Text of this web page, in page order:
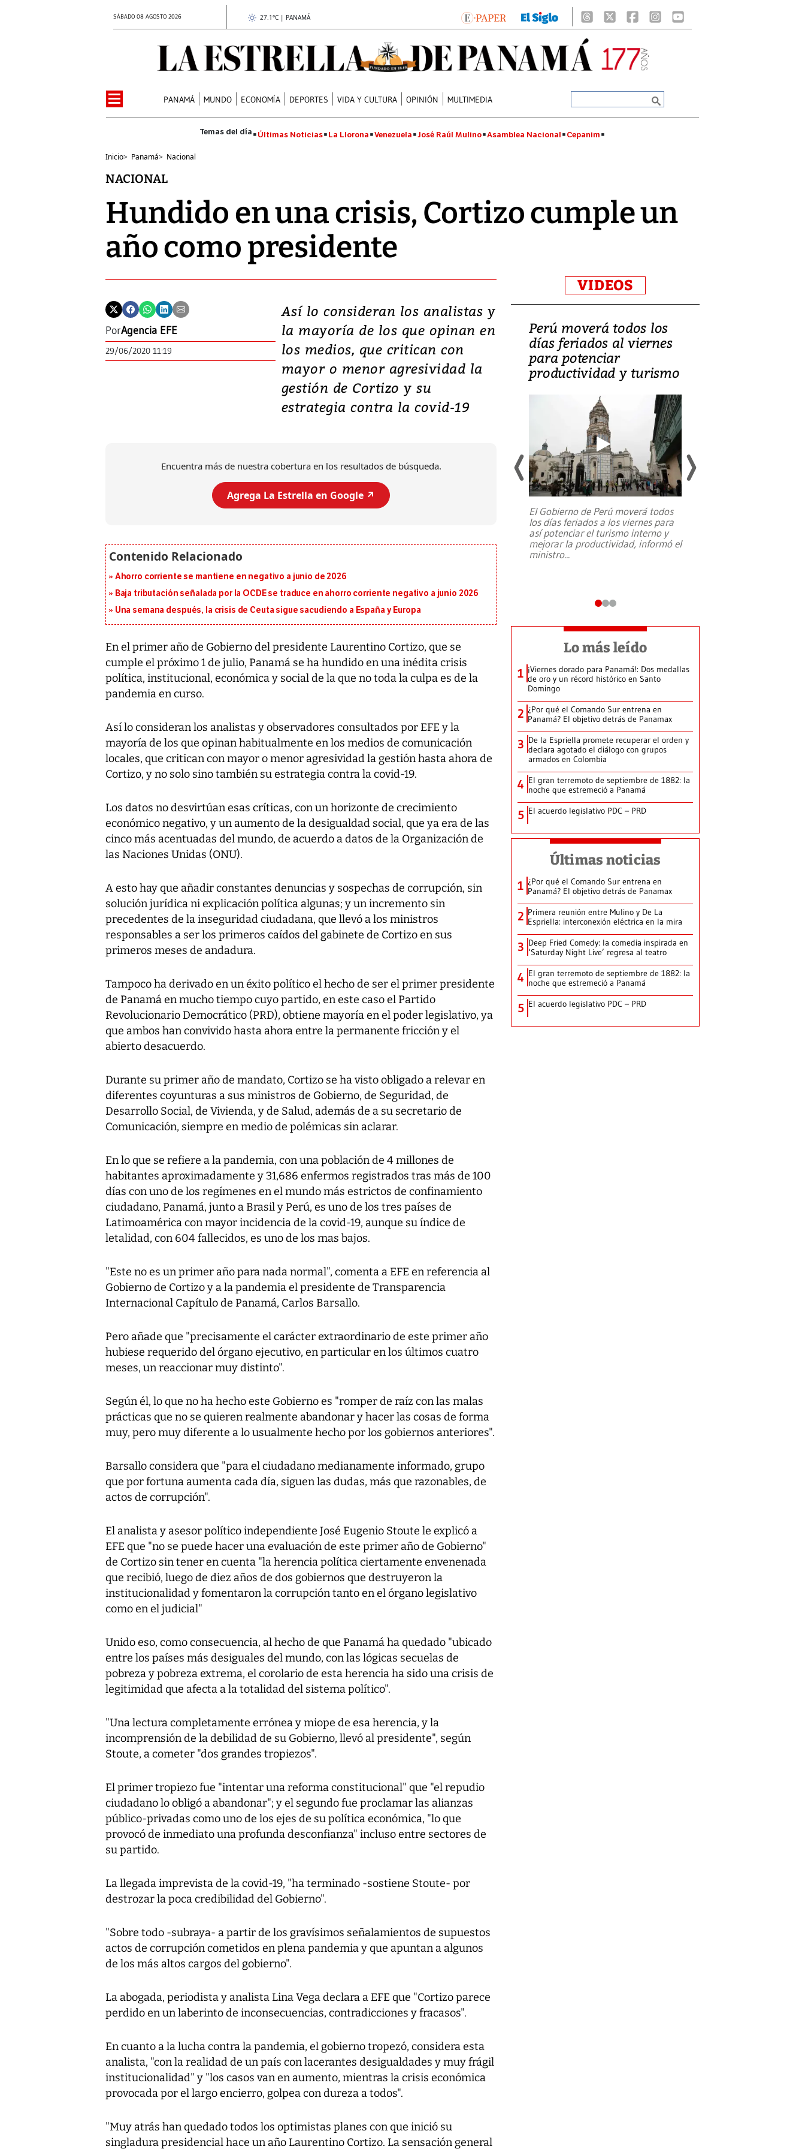
SÁBADO 08 AGOSTO 2026 27.1°C | PANAMÁ
PANAMÁ MUNDO ECONOMÍA DEPORTES VIDA Y CULTURA OPINIÓN MULTIMEDIA
Últimas Noticias La Llorona Venezuela José Raúl Mulino Asamblea Nacional Cepanim
Inicio> Panamá> Nacional
NACIONAL
Hundido en una crisis, Cortizo cumple un
año como presidente
PorAgencia EFE
29/06/2020 11:19
Así lo consideran los analistas y
la mayoría de los que opinan en
los medios, que critican con
mayor o menor agresividad la
gestión de Cortizo y su
estrategia contra la covid-19
Encuentra más de nuestra cobertura en los resultados de búsqueda.
Agrega La Estrella en Google ↗️
Ahorro corriente se mantiene en negativo a junio de 2026
Baja tributación señalada por la OCDE se traduce en ahorro corriente negativo a junio 2026
Una semana después, la crisis de Ceuta sigue sacudiendo a España y Europa
En el primer año de Gobierno del presidente Laurentino Cortizo, que se
cumple el próximo 1 de julio, Panamá se ha hundido en una inédita crisis
política, institucional, económica y social de la que no toda la culpa es de la
pandemia en curso.
Así lo consideran los analistas y observadores consultados porEFE y la
mayoría de los que opinan habitualmente en los medios de comunicación
locales, que critican con mayor o menor agresividad la gestión hasta ahora de
Cortizo, y no solo sino también su estrategia contra la covid-19.
Los datos no desvirtúan esas críticas, con un horizonte de crecimiento
económico negativo, y un aumento de la desigualdad social, que ya era de las
cinco más acentuadas del mundo, de acuerdo a datos de la Organización de
las Naciones Unidas (ONU).
A esto hay que añadir constantes denuncias y sospechas de corrupción, sin
solución jurídica ni explicación política algunas; y un incremento sin
precedentes de la inseguridad ciudadana, que llevó a los ministros
responsables a ser los primeros caídos del gabinete de Cortizo en sus
primeros meses de andadura.
Tampoco ha derivado en un éxito político el hecho de ser el primer presidente
de Panamá en mucho tiempo cuyo partido, en este caso el Partido
Revolucionario Democrático (PRD), obtiene mayoría en el poder legislativo, ya
que ambos han convivido hasta ahora entre la permanente fricción y el
abierto desacuerdo.
Durante su primer año de mandato, Cortizo se ha visto obligado a relevar en
diferentes coyunturas a sus ministros de Gobierno, de Seguridad, de
Desarrollo Social, de Vivienda, y de Salud, además de a su secretario de
Comunicación, siempre en medio de polémicas sin aclarar.
En lo que se refiere a la pandemia, con una población de 4 millones de
habitantes aproximadamente y 31,686 enfermos registrados tras más de 100
días con uno de los regímenes en el mundo más estrictos de confinamiento
ciudadano, Panamá, junto a Brasil y Perú, es uno de los tres países de
Latimoamérica con mayor incidencia de la covid-19, aunque su índice de
letalidad, con 604 fallecidos, es uno de los mas bajos.
"Este no es un primer año para nada normal", comenta a EFE en referencia al
Gobierno de Cortizo y a la pandemia el presidente de Transparencia
Internacional Capítulo de Panamá, Carlos Barsallo.
Pero añade que "precisamente el carácter extraordinario de este primer año
hubiese requerido del órgano ejecutivo, en particular en los últimos cuatro
meses, un reaccionar muy distinto".
Según él, lo que no ha hecho este Gobierno es "romper de raíz con las malas
prácticas que no se quieren realmente abandonar y hacer las cosas de forma
muy, pero muy diferente a lo usualmente hecho por los gobiernos anteriores".
Barsallo considera que "para el ciudadano medianamente informado, grupo
que por fortuna aumenta cada día, siguen las dudas, más que razonables, de
actos de corrupción".
El analista y asesor político independiente José Eugenio Stoute le explicó a
EFE que "no se puede hacer una evaluación de este primer año de Gobierno"
de Cortizo sin tener en cuenta "la herencia política ciertamente envenenada
que recibió, luego de diez años de dos gobiernos que destruyeron la
institucionalidad y fomentaron la corrupción tanto en el órgano legislativo
como en el judicial"
Unido eso, como consecuencia, al hecho de que Panamá ha quedado "ubicado
entre los países más desiguales del mundo, con las lógicas secuelas de
pobreza y pobreza extrema, el corolario de esta herencia ha sido una crisis de
legitimidad que afecta a la totalidad del sistema político".
"Una lectura completamente errónea y miope de esa herencia, y la
incomprensión de la debilidad de su Gobierno, llevó al presidente", según
Stoute, a cometer "dos grandes tropiezos".
El primer tropiezo fue "intentar una reforma constitucional" que "el repudio
ciudadano lo obligó a abandonar"; y el segundo fue proclamar las alianzas
público-privadas como uno de los ejes de su política económica, "lo que
provocó de inmediato una profunda desconfianza" incluso entre sectores de
su partido.
La llegada imprevista de la covid-19, "ha terminado -sostiene Stoute- por
destrozar la poca credibilidad del Gobierno".
"Sobre todo -subraya- a partir de los gravísimos señalamientos de supuestos
actos de corrupción cometidos en plena pandemia y que apuntan a algunos
de los más altos cargos del gobierno".
La abogada, periodista y analista Lina Vega declara a EFE que "Cortizo parece
perdido en un laberinto de inconsecuencias, contradicciones y fracasos".
En cuanto a la lucha contra la pandemia, el gobierno tropezó, considera esta
analista, "con la realidad de un país con lacerantes desigualdades y muy frágil
institucionalidad" y "los casos van en aumento, mientras la crisis económica
provocada por el largo encierro, golpea con dureza a todos".
"Muy atrás han quedado todos los optimistas planes con que inició su
singladura presidencial hace un año Laurentino Cortizo. La sensación general
VIDEOS
Video: Lula lanza su
candidatura con
promesas de inversión
en defensa, educación y
tierras raras
presidente de Brasil, Luiz Inácio Lula
Perú moverá todos los
días feriados al viernes
para potenciar
productividad y turismo
El Gobierno de Perú moverá todos
los días feriados a los viernes para
así potenciar el turismo interno y
mejorar la productividad, informó el
ministro...
Lo más leído
1 ¡Viernes dorado para Panamá!: Dos medallas
de oro y un récord histórico en Santo
Domingo
2 ¿Por qué el Comando Sur entrena en
Panamá? El objetivo detrás de Panamax
3 De la Espriella promete recuperar el orden y
declara agotado el diálogo con grupos
armados en Colombia
4 El gran terremoto de septiembre de 1882: la
noche que estremeció a Panamá
5 El acuerdo legislativo PDC – PRD
Últimas noticias
1 ¿Por qué el Comando Sur entrena en
Panamá? El objetivo detrás de Panamax
2 Primera reunión entre Mulino y De La
Espriella: interconexión eléctrica en la mira
3 Deep Fried Comedy: la comedia inspirada en
‘Saturday Night Live’ regresa al teatro
4 El gran terremoto de septiembre de 1882: la
noche que estremeció a Panamá
5 El acuerdo legislativo PDC – PRD